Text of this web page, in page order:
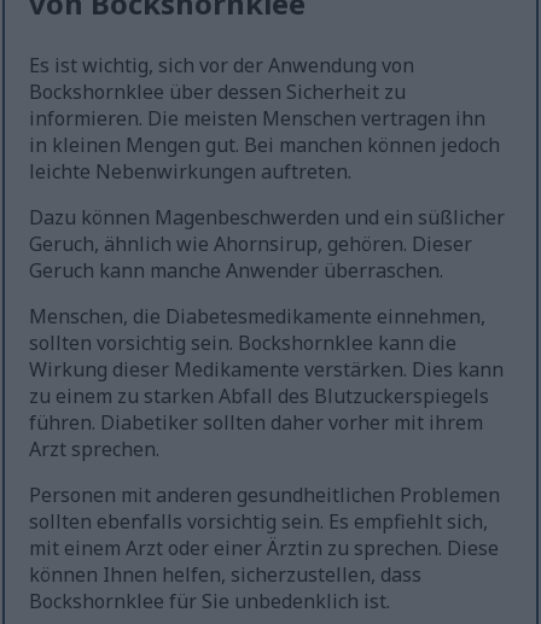
Es ist wichtig, sich vor der Anwendung von
Bockshornklee über dessen Sicherheit zu
informieren. Die meisten Menschen vertragen ihn
in kleinen Mengen gut. Bei manchen können jedoch
leichte Nebenwirkungen auftreten.
Dazu können Magenbeschwerden und ein süßlicher
Geruch, ähnlich wie Ahornsirup, gehören. Dieser
Geruch kann manche Anwender überraschen.
Menschen, die Diabetesmedikamente einnehmen,
sollten vorsichtig sein. Bockshornklee kann die
Wirkung dieser Medikamente verstärken. Dies kann
zu einem zu starken Abfall des Blutzuckerspiegels
führen. Diabetiker sollten daher vorher mit ihrem
Arzt sprechen.
Personen mit anderen gesundheitlichen Problemen
sollten ebenfalls vorsichtig sein. Es empfiehlt sich,
mit einem Arzt oder einer Ärztin zu sprechen. Diese
können Ihnen helfen, sicherzustellen, dass
Bockshornklee für Sie unbedenklich ist.